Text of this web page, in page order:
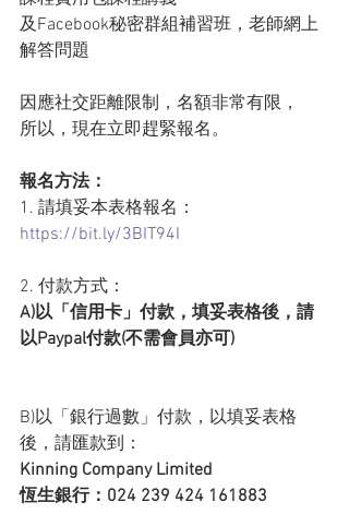
及Facebook秘密群組補習班，老師網上
解答問題
因應社交距離限制，名額非常有限，
所以，現在立即趕緊報名。
報名方法：
1. 請填妥本表格報名：
https://bit.ly/3BIT94I
2. 付款方式：
A)以「信用卡」付款，填妥表格後，請
以Paypal付款(不需會員亦可)
B)以「銀行過數」付款，以填妥表格
後，請匯款到：
Kinning Company Limited
恆生銀行：024 239 424 161883